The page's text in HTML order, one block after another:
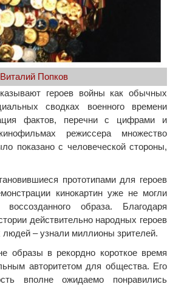
Виталий Попков
героев войны как обычных
сводках военного времени
фактов, перечни с цифрами и
режиссера множество
показано с человеческой стороны,
прототипами для героев
кинокартин уже не могли
воссозданного образа. Благодаря
действительно народных героев
– узнали миллионы зрителей.
образы в рекордно короткое время
авторитетом для общества. Его
вполне ожидаемо понравились